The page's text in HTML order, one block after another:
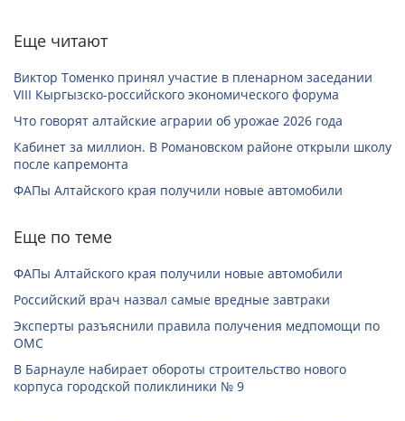
Еще читают
Виктор Томенко принял участие в пленарном заседании
VIII Кыргызско-российского экономического форума
Что говорят алтайские аграрии об урожае 2026 года
Кабинет за миллион. В Романовском районе открыли школу
после капремонта
ФАПы Алтайского края получили новые автомобили
Еще по теме
ФАПы Алтайского края получили новые автомобили
Российский врач назвал самые вредные завтраки
Эксперты разъяснили правила получения медпомощи по
ОМС
В Барнауле набирает обороты строительство нового
корпуса городской поликлиники № 9